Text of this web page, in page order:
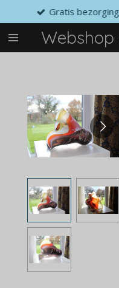
direct
naar
de
Gratis